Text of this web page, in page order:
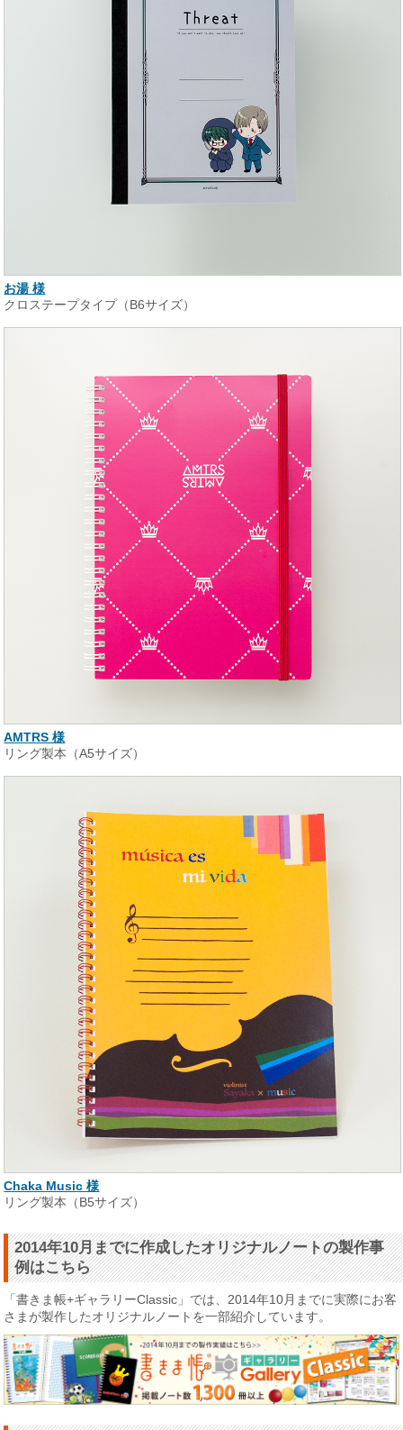
お湯 様
クロステープタイプ（B6サイズ）
AMTRS 様
リング製本（A5サイズ）
Chaka Music 様
リング製本（B5サイズ）
2014年10月までに作成したオリジナルノートの製作事
例はこちら
「書きま帳+ギャラリーClassic」では、2014年10月までに実際にお客
さまが製作したオリジナルノートを一部紹介しています。